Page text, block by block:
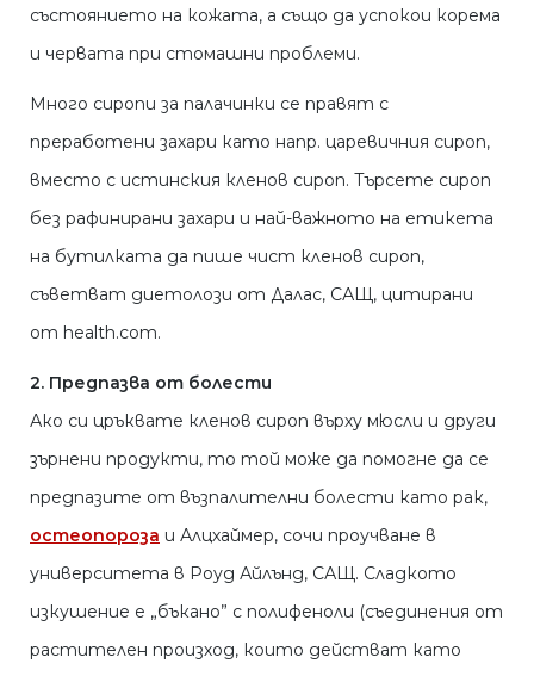
състоянието на кожата, а също да успокои корема
и червата при стомашни проблеми.
Много сиропи за палачинки се правят с
преработени захари като напр. царевичния сироп,
вместо с истинския кленов сироп. Търсете сироп
без рафинирани захари и най-важното на етикета
на бутилката да пише чист кленов сироп,
съветват диетолози от Далас, САЩ, цитирани
от health.com.
2. Предпазва от болести
Ако си цръквате кленов сироп върху мюсли и други
зърнени продукти, то той може да помогне да се
предпазите от възпалителни болести като рак,
остеопороза и Алцхаймер, сочи проучване в
университета в Роуд Айлънд, САЩ. Сладкото
изкушение е „бъкано” с полифеноли (съединения от
растителен произход, които действат като